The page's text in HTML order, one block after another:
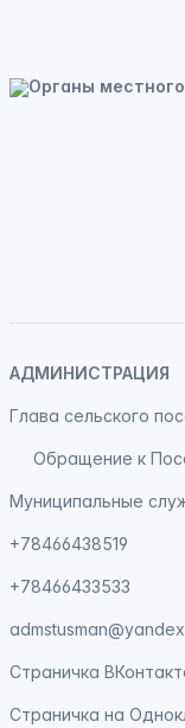
АДМИНИСТРАЦИЯ
Глава сельского
Обращение к
Муниципальные
+78466438519
+78466433533
Страничка
Страничка на